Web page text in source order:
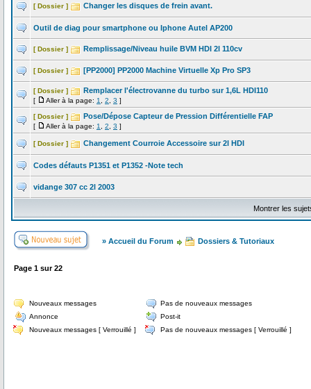
[ Dossier ] Changer les disques de frein avant.
Outil de diag pour smartphone ou Iphone Autel AP200
[ Dossier ] Remplissage/Niveau huile BVM HDI 2l 110cv
[ Dossier ] [PP2000] PP2000 Machine Virtuelle Xp Pro SP3
[ Dossier ] Remplacer l'électrovanne du turbo sur 1,6L HDI110
[ Aller à la page: 1 2 3 ]
[ Dossier ] Pose/Dépose Capteur de Pression Différentielle FAP
[ Aller à la page: 1 2 3 ]
[ Dossier ] Changement Courroie Accessoire sur 2l HDI
Codes défauts P1351 et P1352 -Note tech
vidange 307 cc 2l 2003
Montrer les
» Accueil du Forum Dossiers & Tutoriaux
Page 1 sur22
Nouveaux messages
Pas de nouveaux messages
Annonce
Post-it
Nouveaux messages [ Verrouillé ]
Pas de nouveaux messages [ Verrouillé ]